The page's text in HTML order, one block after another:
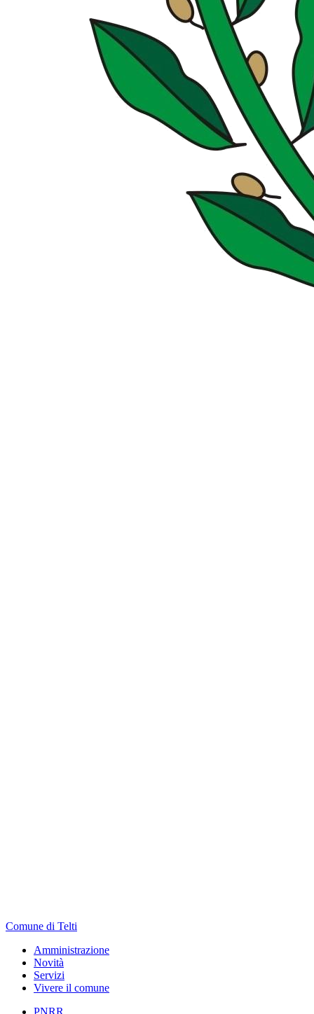
Comune di Telti
Amministrazione
Novità
Servizi
Vivere il comune
PNRR